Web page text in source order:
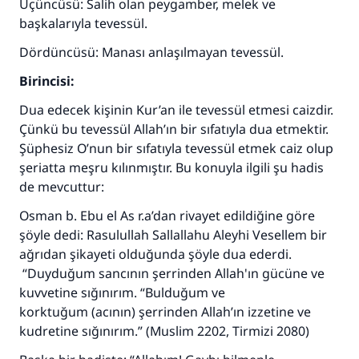
Üçüncüsü: Salih olan peygamber, melek ve
başkalarıyla tevessül.
Dördüncüsü: Manası anlaşılmayan tevessül.
Birincisi:
Dua edecek kişinin Kur’an ile tevessül etmesi caizdir.
Çünkü bu tevessül Allah’ın bir sıfatıyla dua etmektir.
Şüphesiz O’nun bir sıfatıyla tevessül etmek caiz olup
şeriatta meşru kılınmıştır. Bu konuyla ilgili şu hadis
de mevcuttur:
Osman b. Ebu el As r.a’dan rivayet edildiğine göre
şöyle dedi: Rasulullah Sallallahu Aleyhi Vesellem bir
ağrıdan şikayeti olduğunda şöyle dua ederdi.
“Duyduğum sancının şerrinden Allah'ın gücüne ve
kuvvetine sığınırım. “Bulduğum ve
korktuğum (acının) şerrinden Allah’ın izzetine ve
kudretine sığınırım.” (Muslim 2202, Tirmizi 2080)